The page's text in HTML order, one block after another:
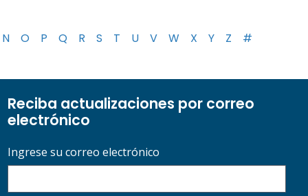
N O P Q R S T U V W X Y Z #
Reciba actualizaciones por correo
electrónico
Ingrese su correo electrónico